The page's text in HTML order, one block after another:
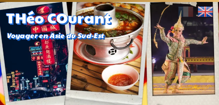
THéo COurant
Voyager en Asie du Sud-Est